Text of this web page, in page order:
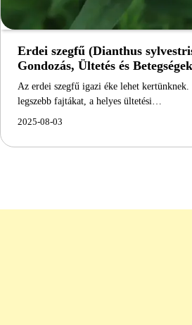
Erdei szegfű (Dianthus
Gondozás, Ültetés és Betegségek
Az erdei szegfű igazi éke lehet
legszebb fajtákat, a helyes ültetési…
2025-08-03